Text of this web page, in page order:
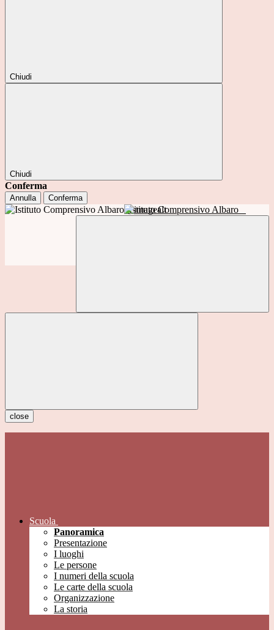
Chiudi
Chiudi
Conferma
Annulla Conferma
Istituto Comprensivo Albaro
close
Scuola
Panoramica
Presentazione
I luoghi
Le persone
I numeri della scuola
Le carte della scuola
Organizzazione
La storia